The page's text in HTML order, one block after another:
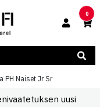
0
PH Naiset Jr Sr
uusi